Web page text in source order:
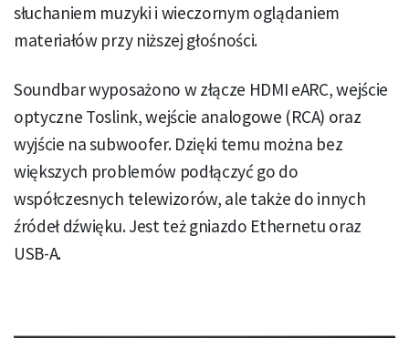
słuchaniem muzyki i wieczornym oglądaniem
materiałów przy niższej głośności.
Soundbar wyposażono w złącze HDMI eARC, wejście
optyczne Toslink, wejście analogowe (RCA) oraz
wyjście na subwoofer. Dzięki temu można bez
większych problemów podłączyć go do
współczesnych telewizorów, ale także do innych
źródeł dźwięku. Jest też gniazdo Ethernetu oraz
USB-A.